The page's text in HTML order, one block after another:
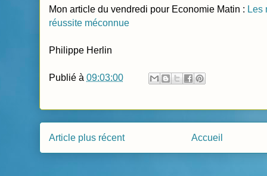
Mon article du vendredi pour Economie Matin : Les
réussite méconnue
Philippe Herlin
Publié à 09:03:00
Article plus récent Accueil